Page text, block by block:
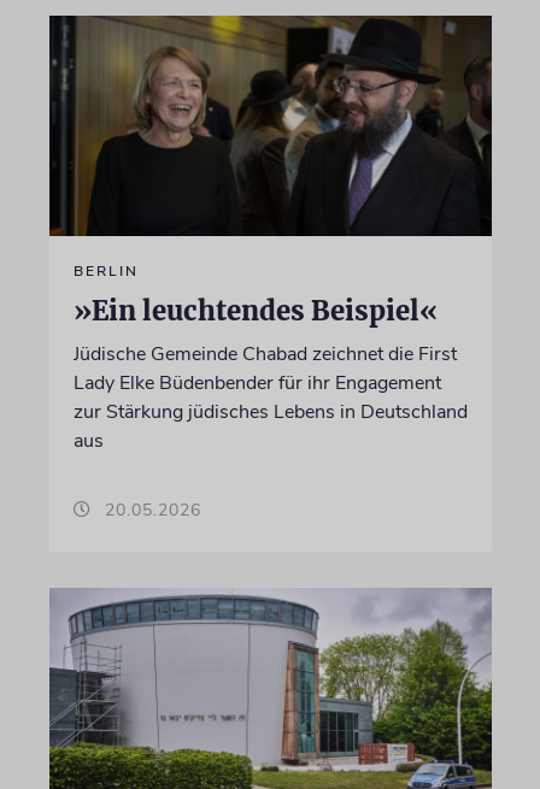
BERLIN
»Ein leuchtendes Beispiel«
Jüdische Gemeinde Chabad zeichnet die First
Lady Elke Büdenbender für ihr Engagement
zur Stärkung jüdisches Lebens in Deutschland
aus
20.05.2026